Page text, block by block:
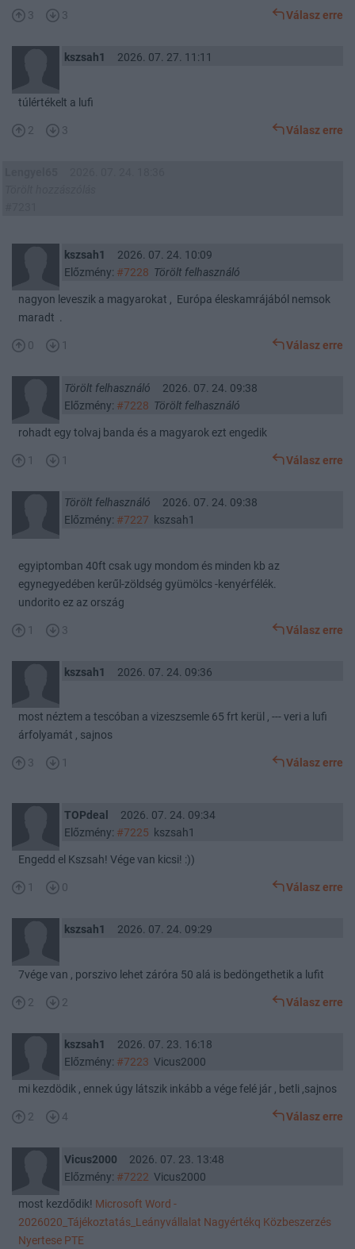
3 3 Válasz erre
kszsah1 2026. 07. 27. 11:11
túlértékelt a lufi
2 3 Válasz erre
kszsah1
2026. 07. 24. 10:09
Előzmény: #7228 Törölt felhasználó
nagyon leveszik a magyarokat , Európa éleskamrájából nemsok
maradt .
0 1 Válasz erre
Törölt felhasználó
2026. 07. 24. 09:38
Előzmény: #7228 Törölt felhasználó
rohadt egy tolvaj banda és a magyarok ezt engedik
1 1 Válasz erre
Törölt felhasználó
2026. 07. 24. 09:38
Előzmény: #7227 kszsah1
egyiptomban 40ft csak ugy mondom és minden kb az
egynegyedében kerűl-zöldség gyümölcs -kenyérfélék.
undorito ez az ország
1 3 Válasz erre
kszsah1 2026. 07. 24. 09:36
most néztem a tescóban a vizeszsemle 65 frt kerül , --- veri a lufi
árfolyamát , sajnos
3 1 Válasz erre
TOPdeal
2026. 07. 24. 09:34
Előzmény: #7225 kszsah1
Engedd el Kszsah! Vége van kicsi! :))
1 0 Válasz erre
kszsah1 2026. 07. 24. 09:29
7vége van , porszivo lehet záróra 50 alá is bedöngethetik a lufit
2 2 Válasz erre
kszsah1
2026. 07. 23. 16:18
Előzmény: #7223 Vicus2000
mi kezdödik , ennek úgy látszik inkább a vége felé jár , betli ,sajnos
2 4 Válasz erre
Vicus2000
2026. 07. 23. 13:48
Előzmény: #7222 Vicus2000
most kezdődik! Microsoft Word -
2026020_Tájékoztatás_Leányvállalat Nagyértékq Közbeszerzés
Nyertese PTE